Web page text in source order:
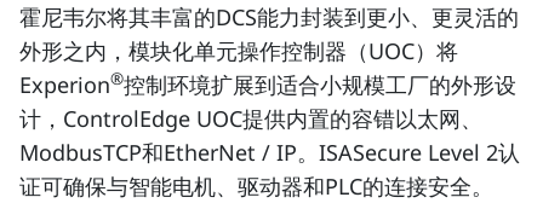
霍尼韦尔将其丰富的DCS能力封装到更小、更灵活的
外形之内，模块化单元操作控制器（UOC）将
Experion®控制环境扩展到适合小规模工厂的外形设
计，ControlEdge UOC提供内置的容错以太网、
ModbusTCP和EtherNet / IP。ISASecure Level 2认
证可确保与智能电机、驱动器和PLC的连接安全。